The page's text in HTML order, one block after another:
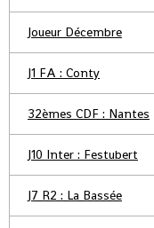
Joueur Décembre
J1 FA : Conty
32èmes CDF : Nantes
J10 Inter : Festubert
J7 R2 : La Bassée